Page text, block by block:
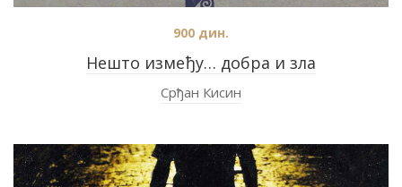
Нешто између… добра и зла
900 дин.
Срђан Кисин